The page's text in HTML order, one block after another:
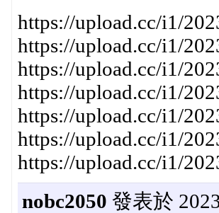
https://upload.cc/i1/
https://upload.cc/i1/
https://upload.cc/i1/
https://upload.cc/i1/
https://upload.cc/i1/
https://upload.cc/i1/
https://upload.cc/i1/
nobc2050 發表於